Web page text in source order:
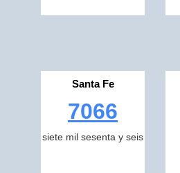
Santa Fe
7066
siete mil sesenta y seis